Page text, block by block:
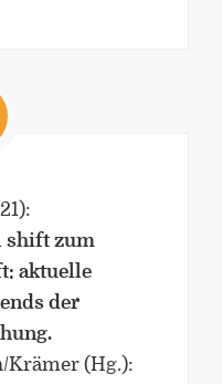
:
shift zum
aktuelle
der
Krämer (Hg.):